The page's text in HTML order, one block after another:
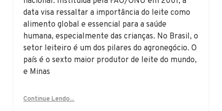
data visa ressaltar a importância do leite como
alimento global e essencial para a saúde
humana, especialmente das crianças. No Brasil, o
setor leiteiro é um dos pilares do agronegócio. O
país é o sexto maior produtor de leite do mundo,
e Minas
Continue Lendo...